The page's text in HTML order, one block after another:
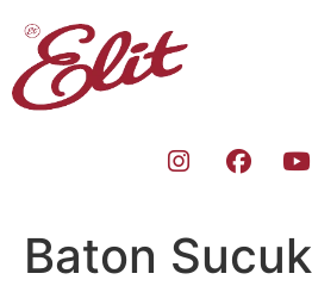
Baton Sucuk